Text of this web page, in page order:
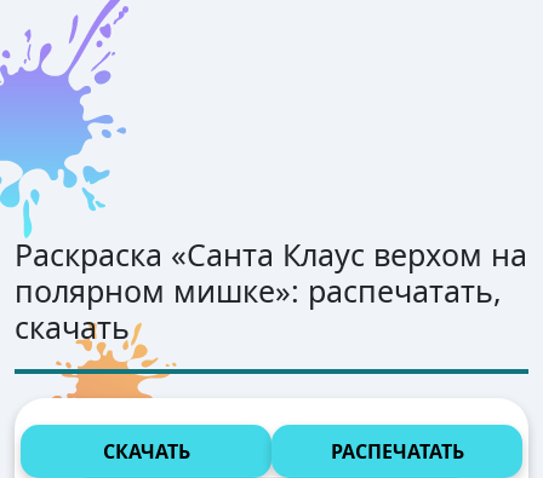
Раскраска «Санта Клаус верхом на
полярном мишке»: распечатать,
скачать
СКАЧАТЬ РАСПЕЧАТАТЬ